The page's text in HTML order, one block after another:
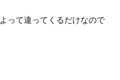
って違ってくるだけなので